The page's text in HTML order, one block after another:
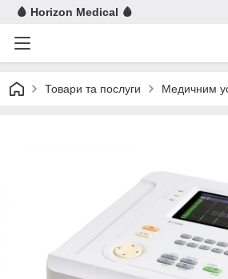
🩸 Horizon Medical 🩸
Товари та послуги Медичним